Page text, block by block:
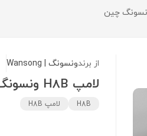
از برندونسونگ | Wansong
لامپ H8B ونسونگ چین
H8B لامپ H8B